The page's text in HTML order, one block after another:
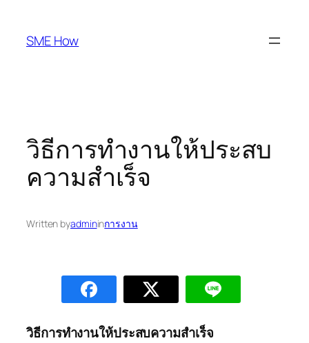
content
SME How
วิธีการทำงานให้ประสบ
ความสำเร็จ
Written byadmininการงาน
วิธีการทำงานให้ประสบความสำเร็จ